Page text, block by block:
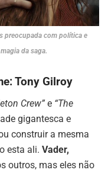
preocupada com política e
da saga.
Tony Gilroy
Crew” e “The
gigantesca e
construir a mesma
esta ali. Vader,
outros, mas eles não